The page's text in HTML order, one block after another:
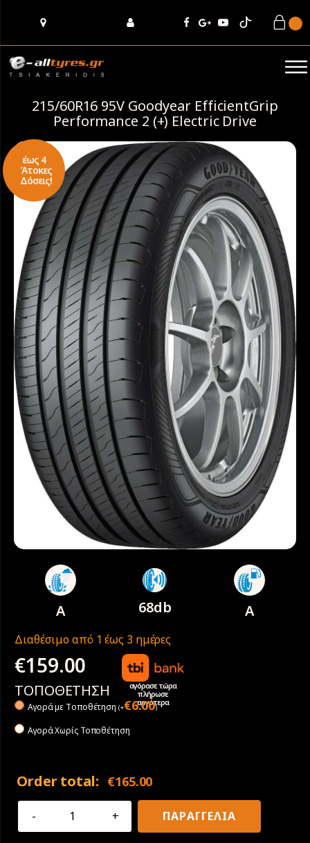
215/60R16 95V Goodyear EfficientGrip
Performance 2 (+) Electric Drive
έως 4
Άτοκες
Δόσεις!
A 68db A
Διαθέσιμο από 1 έως 3 ημέρες
€159.00
αγόρασε τώρα
πλήρωσε
αργότερα
ΤΟΠΟΘΕΤΗΣΗ
Αγορά με Tοποθέτηση (+€6.00)
Αγορά Χωρίς Τοποθέτηση
Order total: €165.00
215/60R16
ΠΑΡΑΓΓΕΛΙΑ